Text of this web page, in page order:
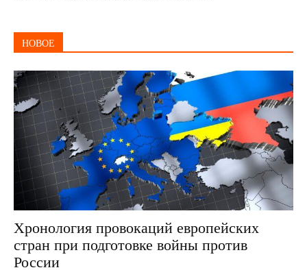
НОВОЕ
Хронология провокаций европейских
стран при подготовке войны против
России